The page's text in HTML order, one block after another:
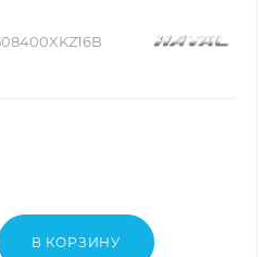
В КОРЗИНУ